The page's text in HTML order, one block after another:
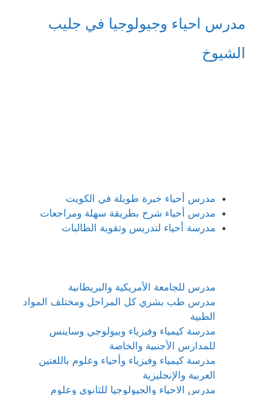
مدرس احياء وجيولوجيا في جليب
الشيوخ
مدرس أحياء خبرة طويلة في الكويت
مدرس أحياء شرح بطريقة سهلة ومراجعات
مدرسة أحياء لتدريس وتقوية الطالبات
مدرس للجامعة الأمريكية والبريطانية
مدرس طب بشري كل المراحل ومختلف المواد
الطبية
مدرسة كيمياء وفيزياء وبيولوجي وساينس
للمدارس الأجنبية والخاصة
مدرسة كيمياء وفيزياء وأحياء وعلوم باللغتين
العربية والإنجليزية
مدرس الاحياء والجيولوجيا للثانوي وعلوم